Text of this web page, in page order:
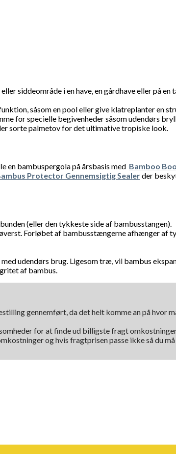
siddeområde i en have, en gårdhave eller på
såsom en pool eller give klatreplanter en
for specielle begivenheder såsom udendørs
sorte palmetov for det ultimative tropiske look.
en bambuspergola på årsbasis med Bamboo
Protector Gennemsigtig Sealerder
(eller den tykkeste side af bambusstangen).
Forløbet af bambusstængerne afhænger af
udendørs brug. Ligesom træ, vil bambus
af bambus.
gennemført, da det helt komme an på hvor
for at finde ud billigste fragt
og hvis fragtprisen passe ikke så du